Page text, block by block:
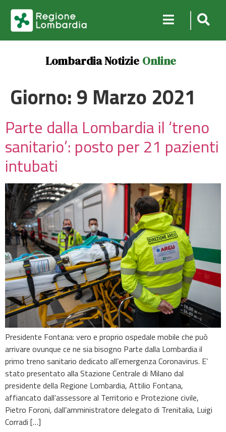
Lombardia Notizie Online
Giorno:9 Marzo 2021
Parte dalla Lombardia il ‘treno
sanitario’: posto per 21 pazienti
intubati
Presidente Fontana: vero e proprio ospedale mobile che può
arrivare ovunque ce ne sia bisogno Parte dalla Lombardia il
primo treno sanitario dedicato all’emergenza Coronavirus. E’
stato presentato alla Stazione Centrale di Milano dal
presidente della Regione Lombardia, Attilio Fontana,
affiancato dall’assessore al Territorio e Protezione civile,
Pietro Foroni, dall’amministratore delegato di Trenitalia, Luigi
Corradi […]